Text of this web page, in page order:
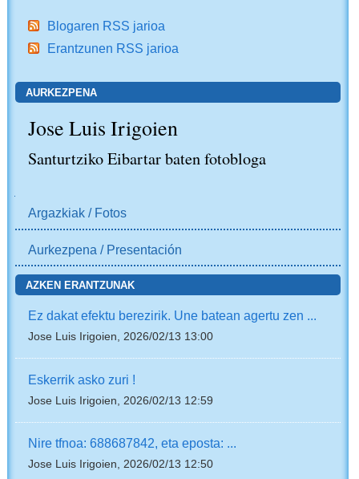
Blogaren RSS jarioa
Erantzunen RSS jarioa
AURKEZPENA
Jose Luis Irigoien
Santurtziko Eibartar baten fotobloga
Argazkiak / Fotos
Aurkezpena / Presentación
AZKEN ERANTZUNAK
Ez dakat efektu berezirik. Une batean agertu zen ...
Jose Luis Irigoien, 2026/02/13 13:00
Eskerrik asko zuri !
Jose Luis Irigoien, 2026/02/13 12:59
Nire tfnoa: 688687842, eta eposta: ...
Jose Luis Irigoien, 2026/02/13 12:50